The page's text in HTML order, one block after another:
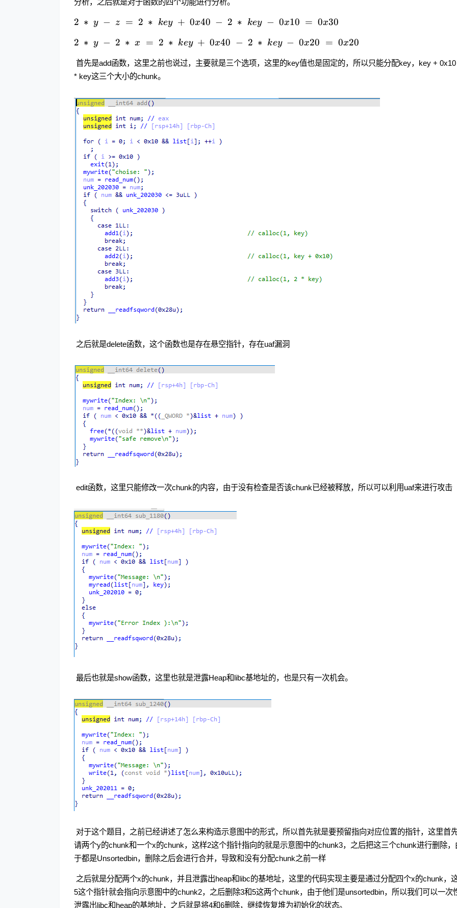
分析，之后就是对于函数的四个功能进行分析。
2 * y
2 *
+
0x40
key -
0x10
2 ∗ y − z = 2 ∗ key + 0x40 − 2 ∗ key − 0x10 = 0x30
2 * y
x =
2
+
0x40
- 2 *
key -
0x20
0x20
2 ∗ y − 2 ∗ x = 2 ∗ key + 0x40 − 2 ∗ key − 0x20 = 0x20
首先是add函数，这里之前也说过，主要就是三个选项，这里的key值也是固定的，所以只能分配key，key +
* key这三个大小的chunk。
​ 之后就是delete函数，这个函数也是存在悬空指针，存在uaf漏洞
​ edit函数，这里只能修改一次chunk的内容，由于没有检查是否该chunk已经被释放，所以可以利用uaf来进行攻击
​ 最后也就是show函数，这里也就是泄露Heap和libc基地址的，也是只有一次机会。
对于这个题目，之前已经讲述了怎么来构造示意图中的形式，所以首先就是要预留指向对应位置的指针，这里首
请两个y的chunk和一个x的chunk，这样2这个指针指向的就是示意图中的chunk3，之后把这三个chunk进行删除，
于都是Unsortedbin，删除之后会进行合并，导致和没有分配chunk之前一样
之后就是分配两个x的chunk，并且泄露出heap和libc的基地址，这里的代码实现主要是通过分配四个x的chunk，
5这个指针就会指向示意图中的chunk2，之后删除3和5这两个chunk，由于他们是unsortedbin，所以我们可以一次
泄露出libc和heap的基地址，之后就是将4和6删除，继续恢复堆为初始化的状态。